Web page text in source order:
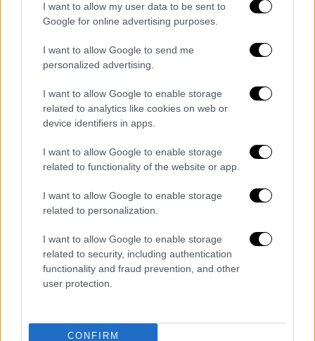
I want to allow my user data to be sent to
Google for online advertising purposes.
I want to allow Google to send me
personalized advertising.
I want to allow Google to enable storage
related to analytics like cookies on web or
device identifiers in apps.
I want to allow Google to enable storage
related to functionality of the website or app.
I want to allow Google to enable storage
related to personalization.
I want to allow Google to enable storage
related to security, including authentication
functionality and fraud prevention, and other
user protection.
CONFIRM
ΔΙΑΒΑΣΤΕ ΕΠΙΣΗΣ
Ελλάδα 04.05.2026 14:46
Χαλκιδική: Ουκρανός μπήκε σε αυλή
σπιτιού και επιτέθηκε σε οικογένεια
με μαχαίρι γιατί νόμιζε ότι ήταν
Ρώσοι
Η ανακοίνωση της αστυνομίας
Στο πλαίσιο τροχονομικών δράσεων της
ΔιεύθυνσηςΤροχαίας Αττικής/Γ.Α.Δ.Α.
(Ε.Π.Η.Ο.) χωρίς τη χρήση προστατευτικού